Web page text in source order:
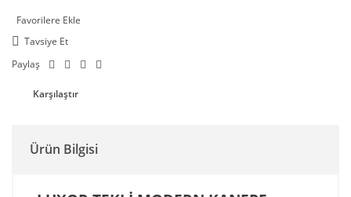
Tavsiye Et
Paylaş
Karşılaştır
Ürün Bilgisi